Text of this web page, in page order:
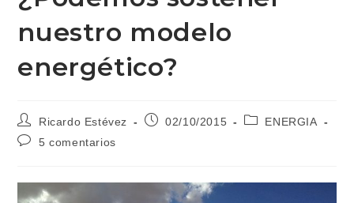
nuestro modelo
energético?
Autor
de
la
Ricardo Estévez
Publicación
02/10/2015
Categoría
ENERGIA
Comentarios
entrada:
5 comentarios